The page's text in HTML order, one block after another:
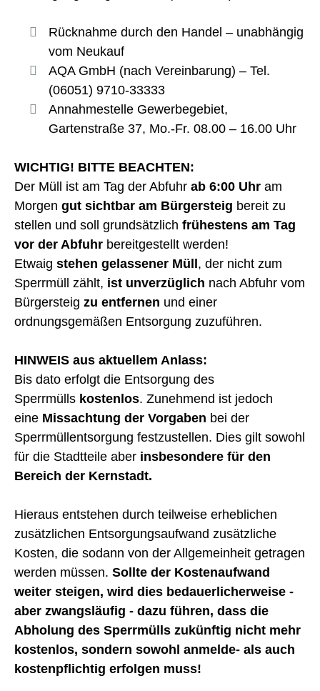
Rücknahme durch den Handel – unabhängig
vom Neukauf
AQA GmbH (nach Vereinbarung) – Tel.
(06051) 9710-33333
Annahmestelle Gewerbegebiet,
Gartenstraße 37, Mo.-Fr. 08.00 – 16.00 Uhr
WICHTIG! BITTE BEACHTEN:
Der Müll ist am Tag der Abfuhr ab 6:00 Uhr am
Morgen gut sichtbar am Bürgersteig bereit zu
stellen und soll grundsätzlich frühestens am Tag
vor der Abfuhr bereitgestellt werden!
Etwaig stehen gelassener Müll, der nicht zum
Sperrmüll zählt, ist unverzüglich nach Abfuhr vom
Bürgersteig zu entfernen und einer
ordnungsgemäßen Entsorgung zuzuführen.
HINWEIS aus aktuellem Anlass:
Bis dato erfolgt die Entsorgung des
Sperrmülls kostenlos. Zunehmend ist jedoch
eine Missachtung der Vorgaben bei der
Sperrmüllentsorgung festzustellen. Dies gilt sowohl
für die Stadtteile aber insbesondere für den
Bereich der Kernstadt.
Hieraus entstehen durch teilweise erheblichen
zusätzlichen Entsorgungsaufwand zusätzliche
Kosten, die sodann von der Allgemeinheit getragen
werden müssen. Sollte der Kostenaufwand
weiter steigen, wird dies bedauerlicherweise -
aber zwangsläufig - dazu führen, dass die
Abholung des Sperrmülls zukünftig nicht mehr
kostenlos, sondern sowohl anmelde- als auch
kostenpflichtig erfolgen muss!